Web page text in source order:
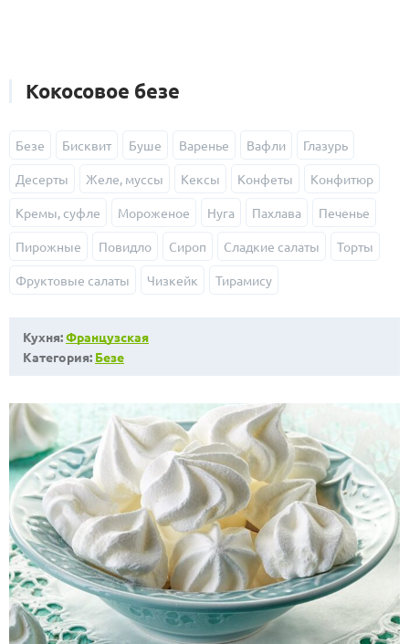
Кокосовое безе
Безе Бисквит Буше Варенье Вафли Глазурь
Десерты Желе, муссы Кексы Конфеты Конфитюр
Кремы, суфле Мороженое Нуга Пахлава Печенье
Пирожные Повидло Сироп Сладкие салаты Торты
Фруктовые салаты Чизкейк Тирамису
Кухня:Французская
Категория: Безе